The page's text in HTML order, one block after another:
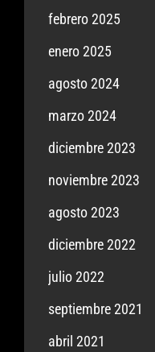
febrero 2025
enero 2025
agosto 2024
marzo 2024
diciembre 2023
noviembre 2023
agosto 2023
diciembre 2022
julio 2022
septiembre 2021
abril 2021